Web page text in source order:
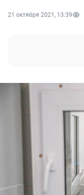
21 октября 2021, 13:39